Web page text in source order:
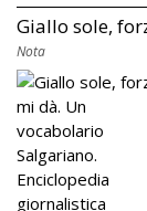
Giallo sole,
Nota